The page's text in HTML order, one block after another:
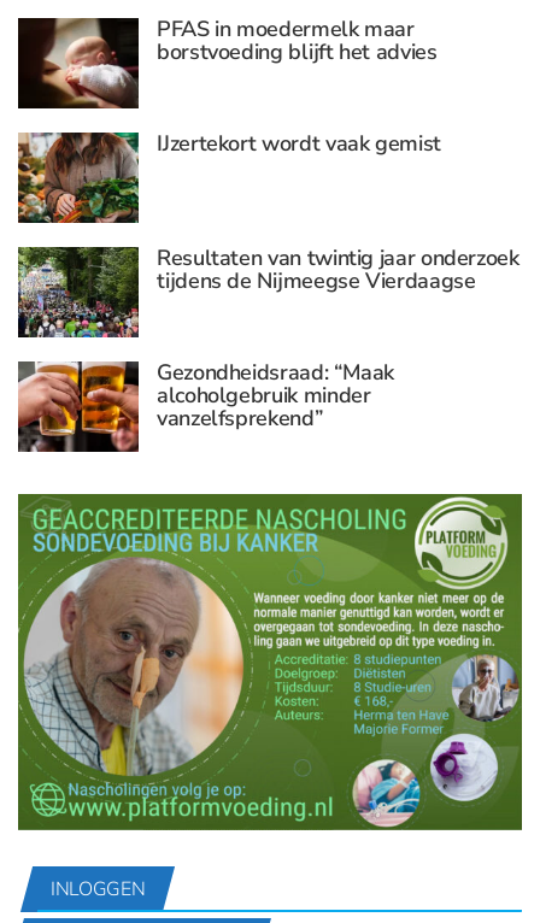
PFAS in moedermelk maar
borstvoeding blijft het advies
IJzertekort wordt vaak gemist
Resultaten van twintig jaar onderzoek
tijdens de Nijmeegse Vierdaagse
Gezondheidsraad: “Maak
alcoholgebruik minder
vanzelfsprekend”
INLOGGEN